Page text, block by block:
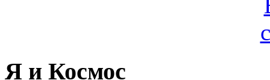
Я и Космос